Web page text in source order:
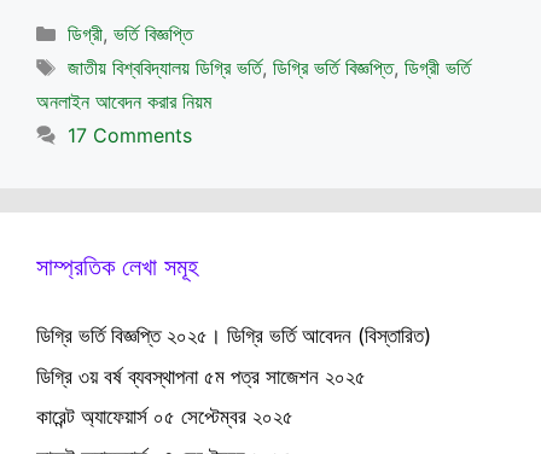
Categories
ডিগ্রী, ভর্তি বিজ্ঞপ্তি
Tags
জাতীয় বিশ্ববিদ্যালয় ডিগ্রি ভর্তি, ডিগ্রি ভর্তি বিজ্ঞপ্তি, ডিগ্রী ভর্তি
অনলাইন আবেদন করার নিয়ম
17 Comments
সাম্প্রতিক লেখা সমূহ
ডিগ্রি ভর্তি বিজ্ঞপ্তি ২০২৫। ডিগ্রি ভর্তি আবেদন (বিস্তারিত)
ডিগ্রি ৩য় বর্ষ ব্যবস্থাপনা ৫ম পত্র সাজেশন ২০২৫
কারেন্ট অ্যাফেয়ার্স ০৫ সেপ্টেম্বর ২০২৫